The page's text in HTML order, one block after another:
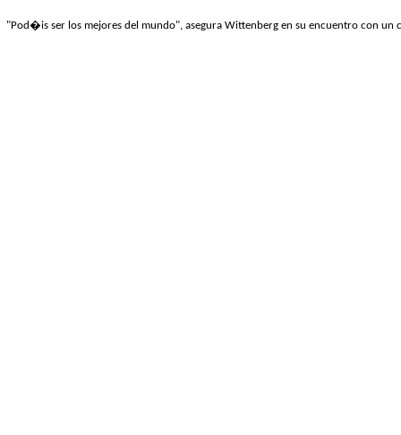
"Pod�is ser los mejores del mundo", asegura Wittenberg en su encuentro con un